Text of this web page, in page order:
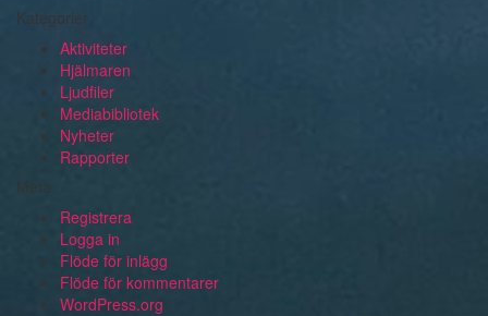
Kategorier
Aktiviteter
Hjälmaren
Ljudfiler
Mediabibliotek
Nyheter
Rapporter
Registrera
Logga in
Flöde för inlägg
Flöde för kommentarer
WordPress.org